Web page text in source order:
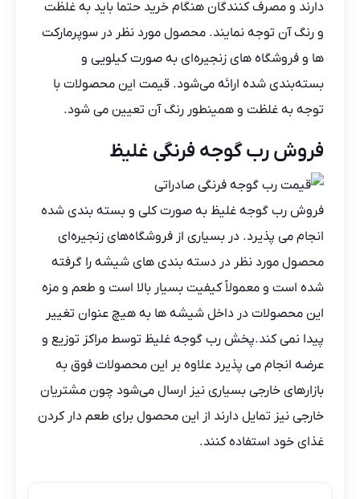
دارند و مصرف کنندگان هنگام خرید حتما باید به غلظت
و رنگ آن توجه نمایند. محصول مورد نظر در سوپرمارکت
ها و فروشگاه های زنجیره‌ای به صورت کیلویی و
بسته‌بندی شده ارائه می‌شود. قیمت این محصولات با
توجه به غلظت و همینطور رنگ آن تعیین می شود.
فروش رب گوجه فرنگی غلیظ
فروش رب گوجه غلیظ به صورت کلی و بسته بندی شده
انجام می پذیرد. در بسیاری از فروشگاه‌های زنجیره‌ای
محصول مورد نظر در دسته بندی های شیشه را گرفته
شده است و معمولاً کیفیت بسیار بالا است و طعم و مزه
این محصولات در داخل شیشه ها به هیچ عنوان تغییر
پیدا نمی کند.پخشرب گوجه غلیظ توسط مراکز توزیع و
عرضه انجام می پذیرد علاوه بر این محصولات‌ فوق به
بازارهای خارجی بسیاری نیز ارسال می‌شود چون مشتریان
خارجی نیز تمایل دارند از این محصول برای طعم دار کردن
غذای خود استفاده کنند.